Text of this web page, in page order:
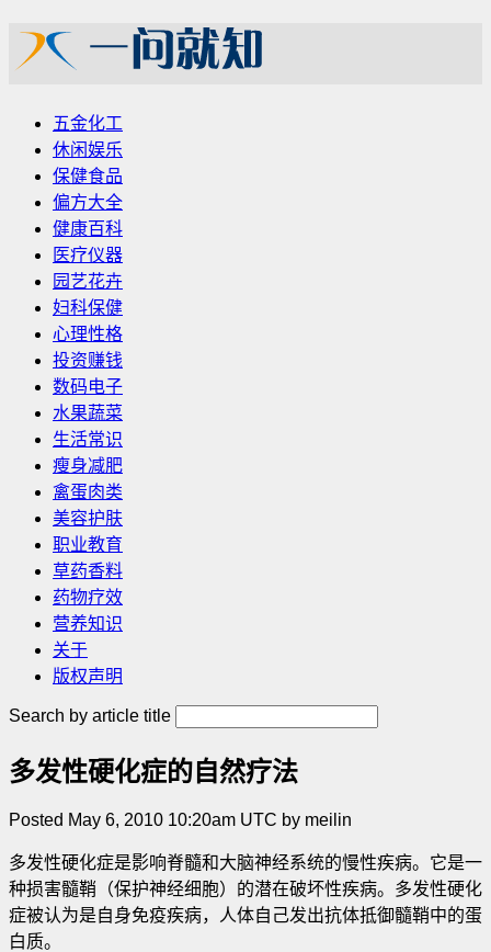
五金化工
休闲娱乐
保健食品
偏方大全
健康百科
医疗仪器
园艺花卉
妇科保健
心理性格
投资赚钱
数码电子
水果蔬菜
生活常识
瘦身减肥
禽蛋肉类
美容护肤
职业教育
草药香料
药物疗效
营养知识
关于
版权声明
Search by article title
多发性硬化症的自然疗法
Posted May 6, 2010 10:20am UTC by meilin
多发性硬化症是影响脊髓和大脑神经系统的慢性疾病。它是一
种损害髓鞘（保护神经细胞）的潜在破坏性疾病。多发性硬化
症被认为是自身免疫疾病，人体自己发出抗体抵御髓鞘中的蛋
白质。